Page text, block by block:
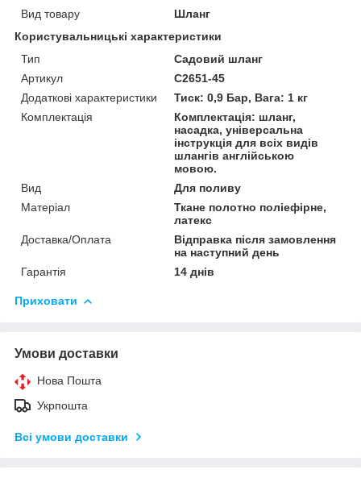
Вид товару
Шланг
Користувальницькі характеристики
Тип
Садовий шланг
Артикул
C2651-45
Додаткові характеристики
Тиск: 0,9 Бар, Вага: 1 кг
Комплектація
Комплектація: шланг,
насадка, універсальна
інструкція для всіх видів
шлангів англійською
мовою.
Вид
Для поливу
Матеріал
Ткане полотно поліефірне,
латекс
Доставка/Оплата
Відправка після замовлення
на наступний день
Гарантія
14 днів
Приховати
Умови доставки
Нова Пошта
Укрпошта
Всі умови доставки